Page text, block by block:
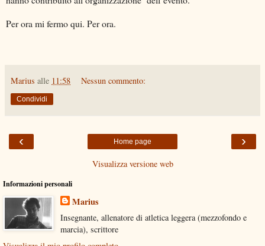
Per ora mi fermo qui. Per ora.
Marius alle 11:58 Nessun commento:
Condividi
‹ ›
Home page
Visualizza versione web
Informazioni personali
Marius
Insegnante, allenatore di atletica leggera (mezzofondo e
marcia), scrittore